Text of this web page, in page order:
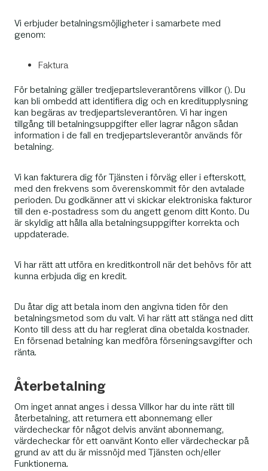
Vi erbjuder betalningsmöjligheter i samarbete med
genom:
Faktura
För betalning gäller tredjepartsleverantörens villkor (). Du
kan bli ombedd att identifiera dig och en kreditupplysning
kan begäras av tredjepartsleverantören. Vi har ingen
tillgång till betalningsuppgifter eller lagrar någon sådan
information i de fall en tredjepartsleverantör används för
betalning.
Vi kan fakturera dig för Tjänsten i förväg eller i efterskott,
med den frekvens som överenskommit för den avtalade
perioden. Du godkänner att vi skickar elektroniska fakturor
till den e-postadress som du angett genom ditt Konto. Du
är skyldig att hålla alla betalningsuppgifter korrekta och
uppdaterade.
Vi har rätt att utföra en kreditkontroll när det behövs för att
kunna erbjuda dig en kredit.
Du åtar dig att betala inom den angivna tiden för den
betalningsmetod som du valt. Vi har rätt att stänga ned ditt
Konto till dess att du har reglerat dina obetalda kostnader.
En försenad betalning kan medföra förseningsavgifter och
ränta.
Återbetalning
Om inget annat anges i dessa Villkor har du inte rätt till
återbetalning, att returnera ett abonnemang eller
värdecheckar för något delvis använt abonnemang,
värdecheckar för ett oanvänt Konto eller värdecheckar på
grund av att du är missnöjd med Tjänsten och/eller
Funktionerna.